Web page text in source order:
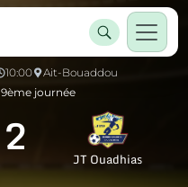
10:00
Ait-Bouaddou
9ème journée
2 JT Ouadhias